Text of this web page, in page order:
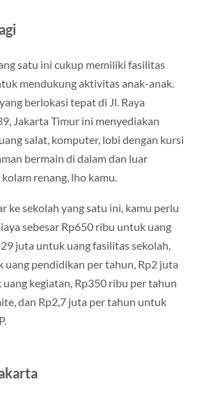
satu ini cukup memiliki fasilitas
mendukung aktivitas anak-anak.
berlokasi tepat di Jl. Raya
Jakarta Timur ini menyediakan
salat, komputer, lobi dengan kursi
bermain di dalam dan luar
renang, lho kamu.
ke sekolah yang satu ini, kamu perlu
sebesar Rp650 ribu untuk uang
juta untuk uang fasilitas sekolah,
uang pendidikan per tahun, Rp2 juta
kegiatan, Rp350 ribu per tahun
dan Rp2,7 juta per tahun untuk